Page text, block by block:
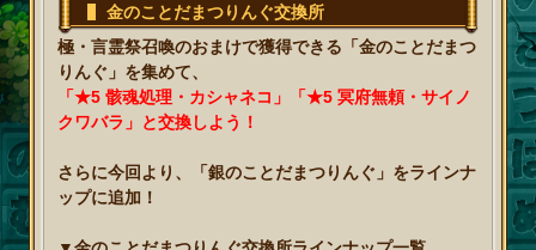
金のことだまつりんぐ交換所
極・言霊祭召喚のおまけで獲得できる「金のことだまつ
りんぐ」を集めて、
「★5 骸魂処理・カシャネコ」「★5 冥府無頼・サイノ
クワバラ」と交換しよう！
さらに今回より、「銀のことだまつりんぐ」をラインナ
ップに追加！